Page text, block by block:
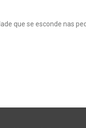
que se esconde nas